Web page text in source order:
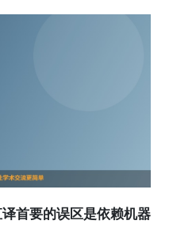
首要的误区是依赖机器